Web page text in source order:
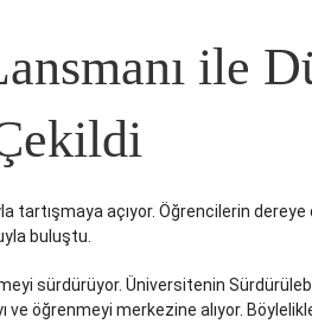
ile
tartışmaya açıyor. Öğrencilerin
buluştu.
sürdürüyor. Üniversitenin
öğrenmeyi merkezine alıyor.